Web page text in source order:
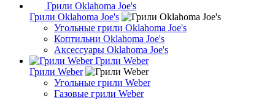
Грили Oklahoma Joe's
Грили Oklahoma Joe's
Угольные грили Oklahoma Joe's
Коптильни Oklahoma Joe's
Аксессуары Oklahoma Joe's
Грили Weber
Грили Weber
Угольные грили Weber
Газовые грили Weber